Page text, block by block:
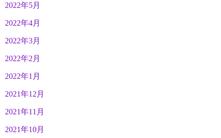
2022年5月
2022年4月
2022年3月
2022年2月
2022年1月
2021年12月
2021年11月
2021年10月